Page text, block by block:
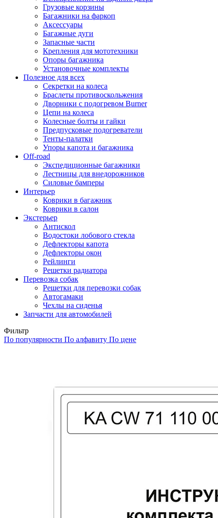
Грузовые корзины
Багажники на фаркоп
Аксессуары
Багажные дуги
Запасные части
Крепления для мототехники
Опоры багажника
Установочные комплекты
Полезное для всех
Секретки на колеса
Браслеты противоскольжения
Дворники с подогревом Burner
Цепи на колеса
Колесные болты и гайки
Предпусковые подогреватели
Тенты-палатки
Упоры капота и багажника
Off-road
Экспедиционные багажники
Лестницы для внедорожников
Силовые бамперы
Интерьер
Коврики в багажник
Коврики в салон
Экстерьер
Антискол
Водостоки лобового стекла
Дефлекторы капота
Дефлекторы окон
Рейлинги
Решетки радиатора
Перевозка собак
Решетки для перевозки собак
Автогамаки
Чехлы на сиденья
Запчасти для автомобилей
Фильтр
По популярности По алфавиту По цене